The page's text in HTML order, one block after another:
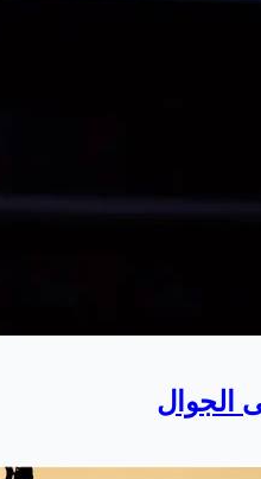
الجوال